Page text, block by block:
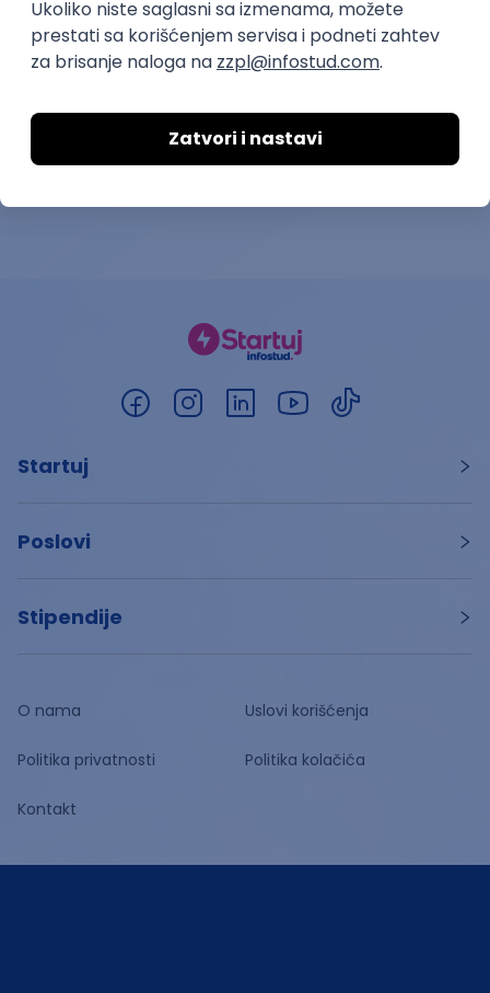
13.08.2026. Beograd
Omladinska
Startuj
Poslovi
Stipendije
O nama Uslovi korišćenja
Politika privatnosti Politika kolačića
Kontakt